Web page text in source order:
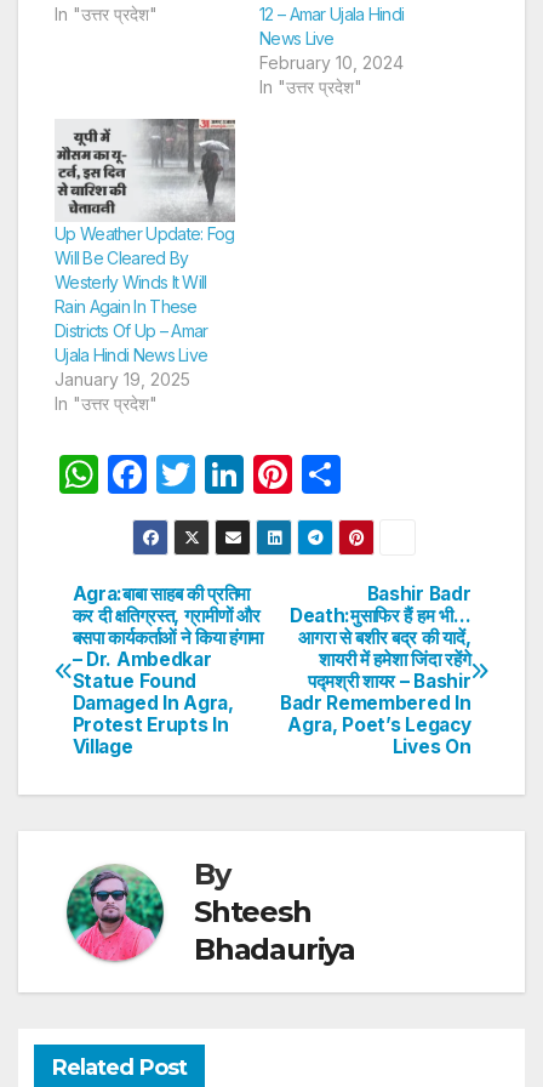
In "उत्तर प्रदेश"
12 – Amar Ujala Hindi
News Live
February 10, 2024
In "उत्तर प्रदेश"
Up Weather Update: Fog
Will Be Cleared By
Westerly Winds It Will
Rain Again In These
Districts Of Up – Amar
Ujala Hindi News Live
January 19, 2025
In "उत्तर प्रदेश"
W
s
A
p
p
F
a
c
e
b
o
o
k
T
w
itt
er
Li
n
k
e
dI
Pi
nt
er
st
h
ar
Post
navigation
Bashir Badr
Death:मुसाफिर हैं हम भी…
आगरा से बशीर बद्र की यादें,
शायरी में हमेशा जिंदा रहेंगे
पद्मश्री शायर – Bashir
Badr Remembered In
Agra, Poet’s Legacy
Lives On
Agra:बाबा साहब की प्रतिमा
कर दी क्षतिग्रस्त, ग्रामीणों और
बसपा कार्यकर्ताओं ने किया हंगामा
– Dr. Ambedkar
Statue Found
Damaged In Agra,
Protest Erupts In
Village
By
Shteesh
Bhadauriya
Related Post